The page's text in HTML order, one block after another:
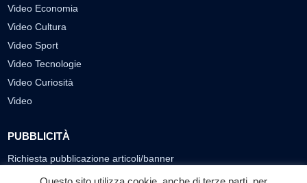
Video Economia
Video Cultura
Video Sport
Video Tecnologie
Video Curiosità
Video
PUBBLICITÀ
Richiesta pubblicazione articoli/banner